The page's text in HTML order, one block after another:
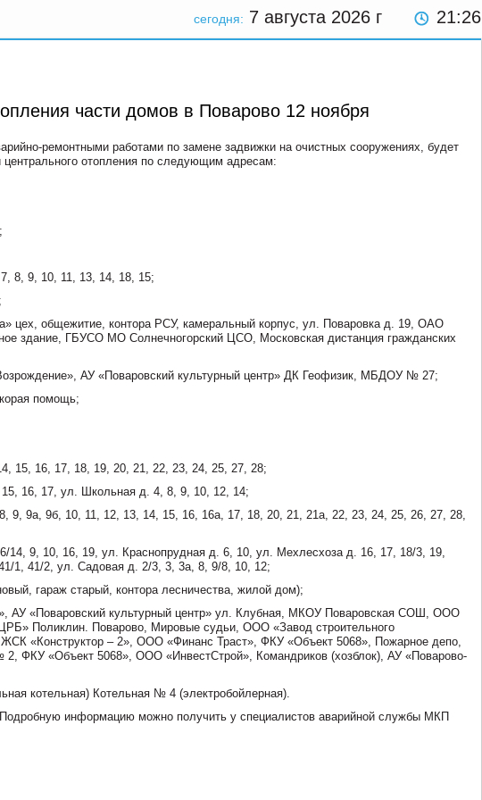
сегодня: 7 августа 2026 г 21:26
части домов в Поварово 12 ноября
ремонтными работами по замене задвижки на очистных сооружениях, будет
отопления по следующим адресам:
8, 9, 10, 11, 13, 14, 18, 15;
общежитие, контора РСУ, камеральный корпус, ул. Поваровка д. 19, ОАО
здание, ГБУСО МО Солнечногорский ЦСО, Московская дистанция гражданских
АУ «Поваровский культурный центр» ДК Геофизик, МБДОУ № 27;
помощь;
15, 16, 17, 18, 19, 20, 21, 22, 23, 24, 25, 27, 28;
16, 17, ул. Школьная д. 4, 8, 9, 10, 12, 14;
9, 9а, 9б, 10, 11, 12, 13, 14, 15, 16, 16а, 17, 18, 20, 21, 21а, 22, 23, 24, 25, 26, 27, 28,
9, 10, 16, 19, ул. Краснопрудная д. 6, 10, ул. Мехлесхоза д. 16, 17, 18/3, 19,
1, 41/2, ул. Садовая д. 2/3, 3, 3а, 8, 9/8, 10, 12;
гараж старый, контора лесничества, жилой дом);
культурный центр» ул. Клубная, МКОУ Поваровская СОШ, ООО
Поликлин. Поварово, Мировые судьи, ООО «Завод строительного
«Конструктор – 2», ООО «Финанс Траст», ФКУ «Объект 5068», Пожарное депо,
ФКУ «Объект 5068», ООО «ИнвестСтрой», Командриков (хозблок), АУ «Поварово-
котельная) Котельная № 4 (электробойлерная).
информацию можно получить у специалистов аварийной службы МКП